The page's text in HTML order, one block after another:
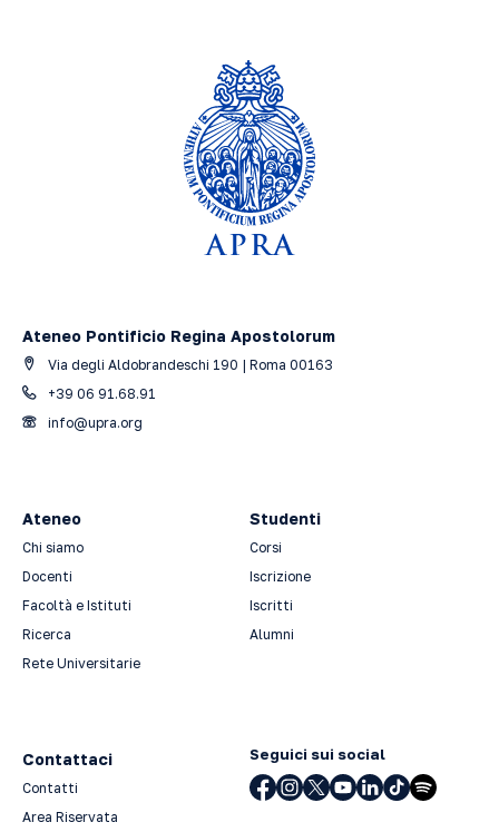
Ateneo Pontificio Regina Apostolorum
Via degli Aldobrandeschi 190 | Roma 00163
+39 06 91.68.91
info@upra.org
Ateneo
Chi siamo
Docenti
Facoltà e Istituti
Ricerca
Rete Universitarie
Studenti
Corsi
Iscrizione
Iscritti
Alumni
Contattaci
Contatti
Area Riservata
Seguici sui social